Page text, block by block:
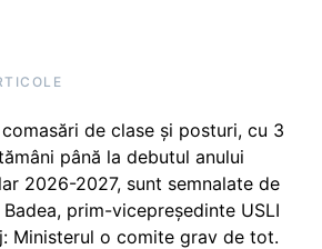
de clase și posturi, cu 3
până la debutul anului
2026-2027, sunt semnalate de
prim-vicepreședinte USLI
Ministerul o comite grav de tot.